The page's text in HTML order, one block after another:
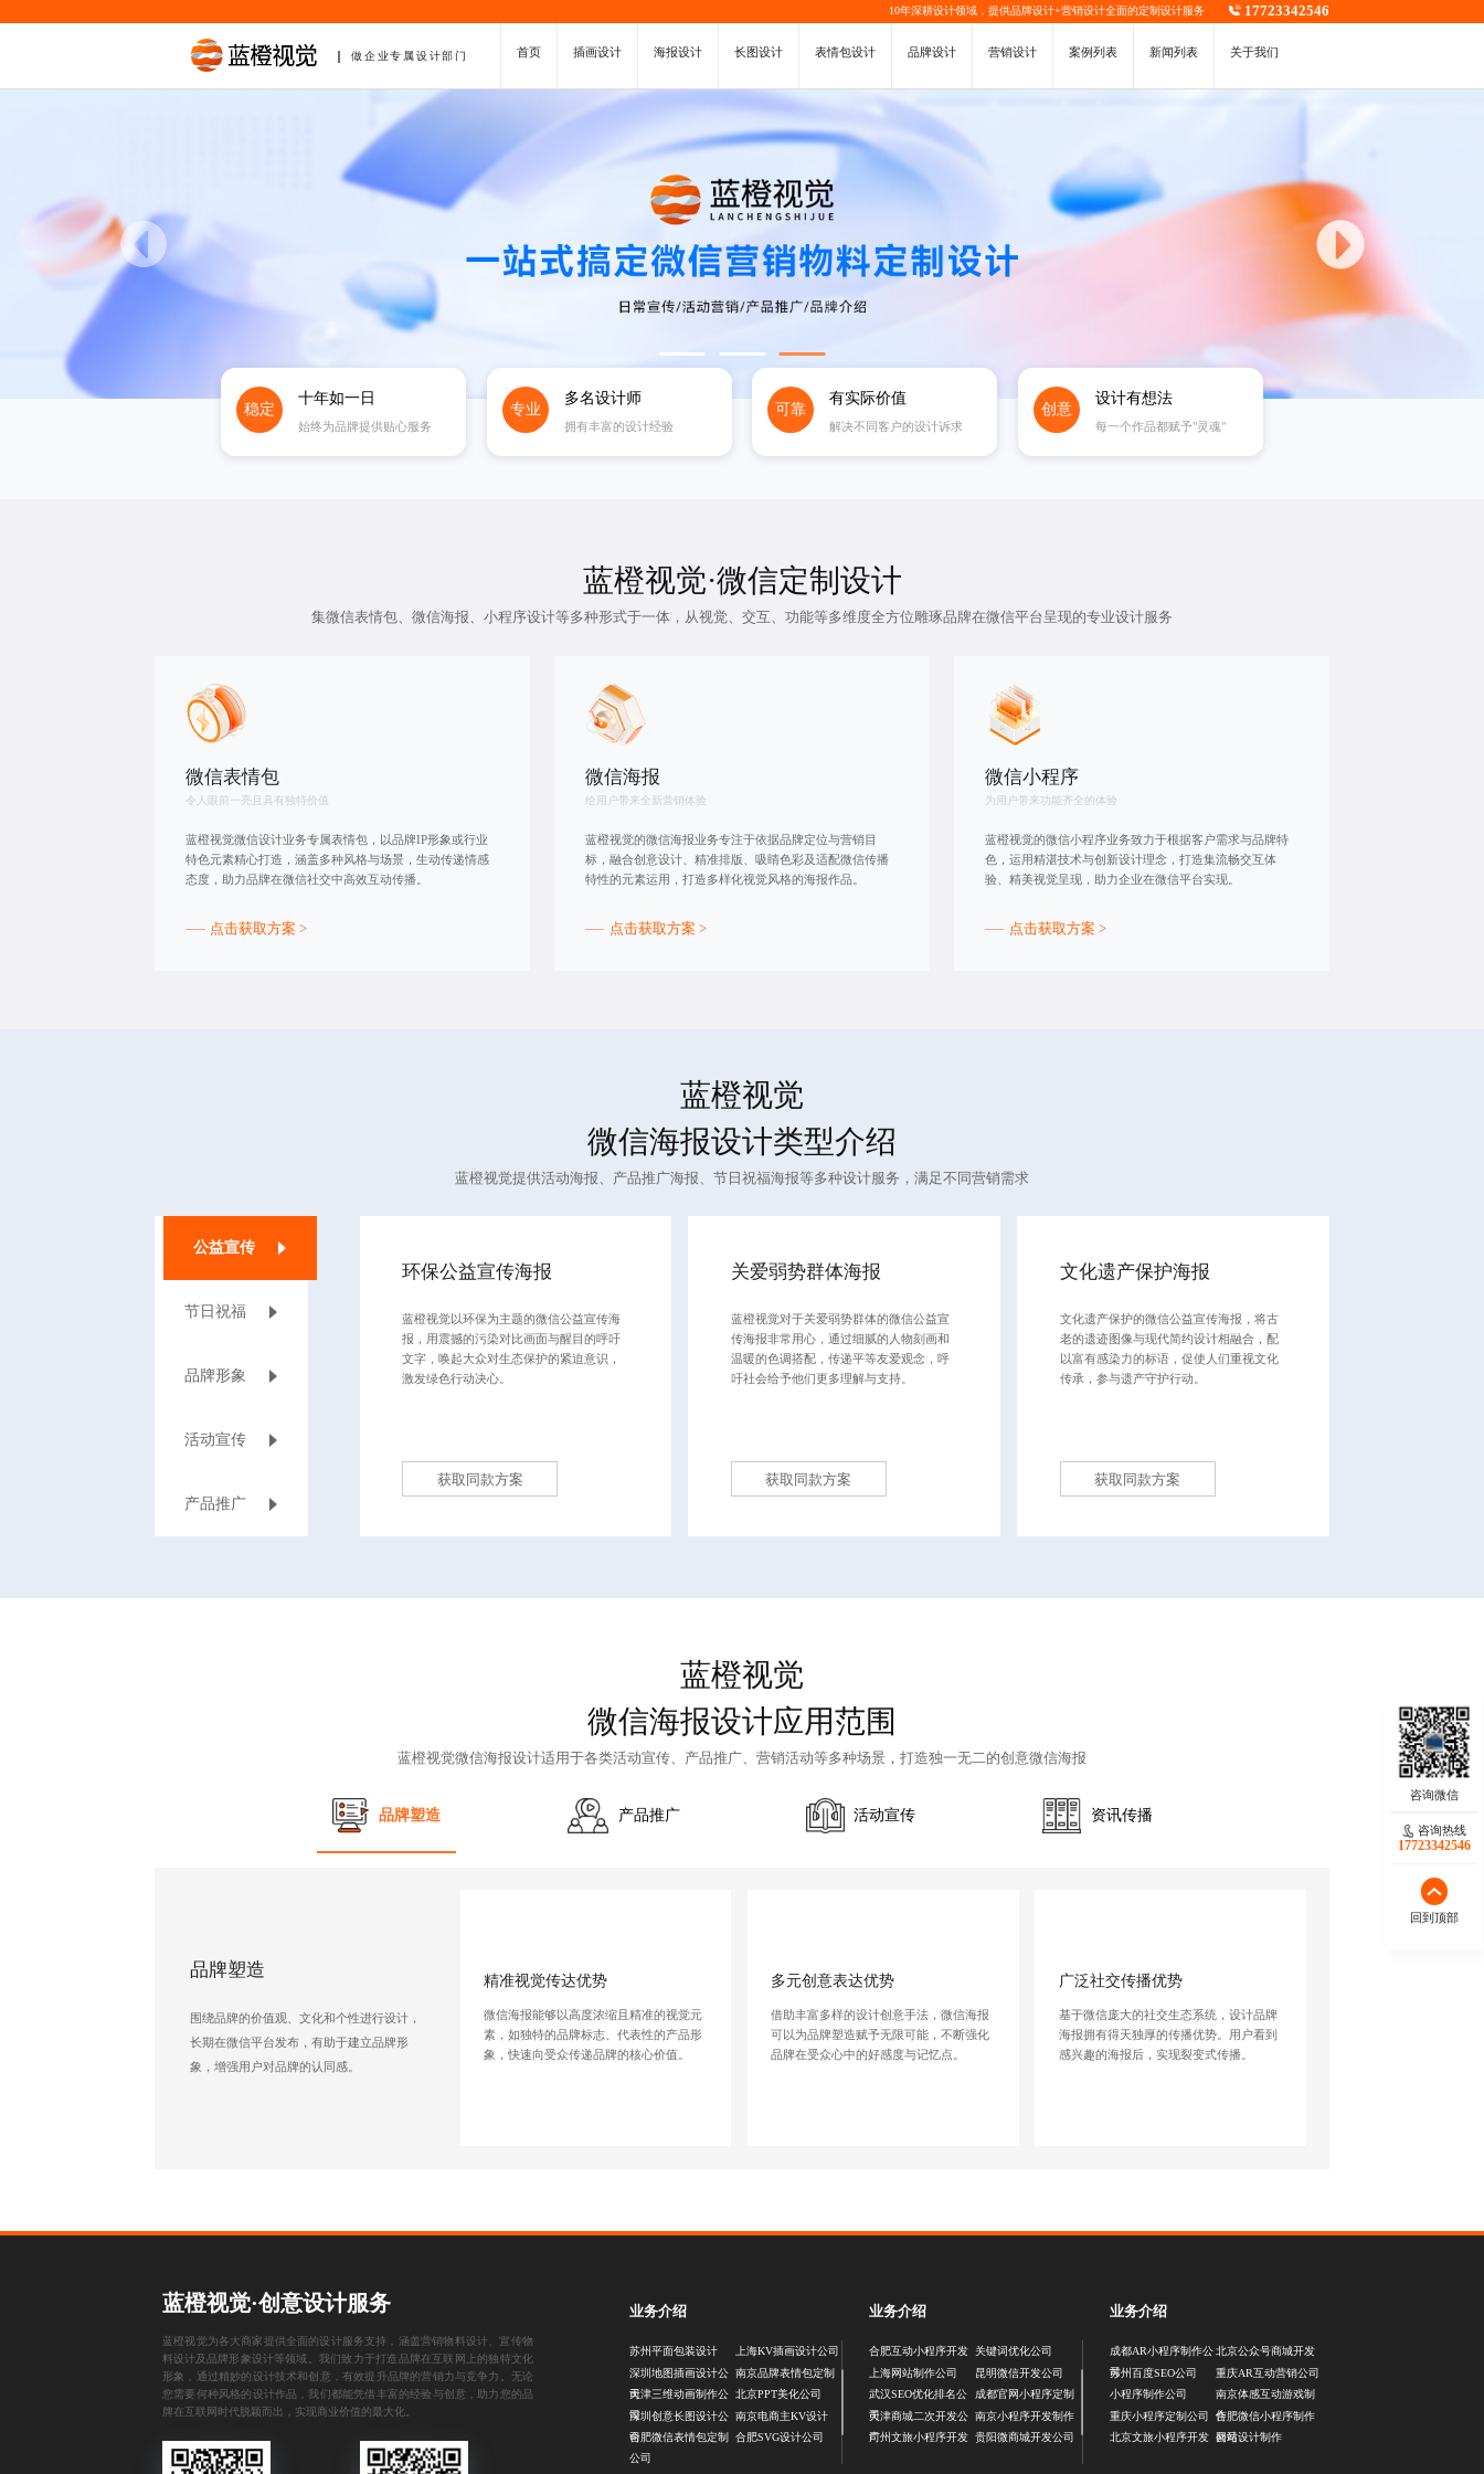
10年深耕设计领域，提供品牌设计+营销设计全面的定制设计服务 17723342546
做企业专属设计部门 首页 插画设计 海报设计 长图设计 表情包设计 品牌设计 营销设计 案例列表 新闻列表 关于我们
稳定
十年如一日
始终为品牌提供贴心服务
专业
多名设计师
拥有丰富的设计经验
可靠
有实际价值
解决不同客户的设计诉求
创意
设计有想法
每一个作品都赋予"灵魂"
蓝橙视觉·微信定制设计
集微信表情包、微信海报、小程序设计等多种形式于一体，从视觉、交互、功能等多维度全方位雕琢品牌在微信平台呈现的专业设计服务
微信表情包
令人眼前一亮且具有独特价值
蓝橙视觉微信设计业务专属表情包，以品牌IP形象或行业
特色元素精心打造，涵盖多种风格与场景，生动传递情感
态度，助力品牌在微信社交中高效互动传播。
点击获取方案 >
微信海报
给用户带来全新营销体验
蓝橙视觉的微信海报业务专注于依据品牌定位与营销目
标，融合创意设计、精准排版、吸睛色彩及适配微信传播
特性的元素运用，打造多样化视觉风格的海报作品。
点击获取方案 >
微信小程序
为用户带来功能齐全的体验
蓝橙视觉的微信小程序业务致力于根据客户需求与品牌特
色，运用精湛技术与创新设计理念，打造集流畅交互体
验、精美视觉呈现，助力企业在微信平台实现。
点击获取方案 >
蓝橙视觉
微信海报设计类型介绍
蓝橙视觉提供活动海报、产品推广海报、节日祝福海报等多种设计服务，满足不同营销需求
公益宣传
节日祝福
品牌形象
活动宣传
‌产品推广
环保公益宣传海报
蓝橙视觉以环保为主题的微信公益宣传海
报，用震撼的污染对比画面与醒目的呼吁
文字，唤起大众对生态保护的紧迫意识，
激发绿色行动决心。
获取同款方案
关爱弱势群体海报
蓝橙视觉对于关爱弱势群体的微信公益宣
传海报非常用心，通过细腻的人物刻画和
温暖的色调搭配，传递平等友爱观念，呼
吁社会给予他们更多理解与支持。
获取同款方案
文化遗产保护海报
文化遗产保护的微信公益宣传海报，将古
老的遗迹图像与现代简约设计相融合，配
以富有感染力的标语，促使人们重视文化
传承，参与遗产守护行动。
获取同款方案
蓝橙视觉
微信海报设计应用范围
蓝橙视觉微信海报设计适用于各类活动宣传、产品推广、营销活动等多种场景，打造独一无二的创意微信海报
品牌塑造 产品推广 活动宣传 资讯传播
品牌塑造
围绕品牌的价值观、文化和个性进行设计，
长期在微信平台发布，有助于建立品牌形
象，增强用户对品牌的认同感。
精准视觉传达优势
微信海报能够以高度浓缩且精准的视觉元
素，如独特的品牌标志、代表性的产品形
象，快速向受众传递品牌的核心价值。
多元创意表达优势
借助丰富多样的设计创意手法，微信海报
可以为品牌塑造赋予无限可能，不断强化
品牌在受众心中的好感度与记忆点。
广泛社交传播优势
基于微信庞大的社交生态系统，设计品牌
海报拥有得天独厚的传播优势。用户看到
感兴趣的海报后，实现裂变式传播。
咨询热线
17723342546
回到顶部
蓝橙视觉·创意设计服务
蓝橙视觉为各大商家提供全面的设计服务支持，涵盖营销物料设计
宣传物
料设计及品牌形象设计等领域。我们致力于打造品牌在互联网上的独特文化
形象，通过精妙的设计技术和创意，有效提升品牌的营销力与竞争力。无论
您需要何种风格的设计作品，我们都能凭借丰富的经验与创意，助力您的品
牌在互联网时代脱颖而出，实现商业价值的最大化。
业务介绍
苏州平面包装设计
深圳地图插画设计公
司
天津三维动画制作公
司
深圳创意长图设计公
司
合肥微信表情包定制
公司
上海KV插画设计公司
南京品牌表情包定制
北京PPT美化公司
南京电商主KV设计
合肥SVG设计公司
业务介绍
合肥互动小程序开发
上海网站制作公司
武汉SEO优化排名公
司
天津商城二次开发公
司
广州文旅小程序开发
关键词优化公司
昆明微信开发公司
成都官网小程序定制
南京小程序开发制作
贵阳微商城开发公司
业务介绍
成都AR小程序制作公
司
苏州百度SEO公司
小程序制作公司
重庆小程序定制公司
北京文旅小程序开发
北京公众号商城开发
重庆AR互动营销公司
南京体感互动游戏制
作
合肥微信小程序制作
公司
网站设计制作